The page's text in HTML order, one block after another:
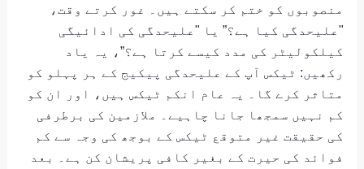
منصوبوں کو ختم کر سکتے ہیں۔ غور کرتے وقت،
"علیحدگی کیا ہے؟” یا "علیحدگی کی ادائیگی
کیلکولیٹر کی مدد کیسے کرتا ہے؟”، یہ یاد
رکھیں: ٹیکس آپ کے علیحدگی پیکیج کے ہر پہلو کو
متاثر کرے گا۔ یہ عام انکم ٹیکس ہیں، اور ان کو
کم نہیں سمجھا جانا چاہیے۔ ملازمین کی برطرفی
کی حقیقت غیر متوقع ٹیکس کے بوجھ کی وجہ سے کم
فوائد کی حیرت کے بغیر کافی پریشان کن ہے۔ بعد